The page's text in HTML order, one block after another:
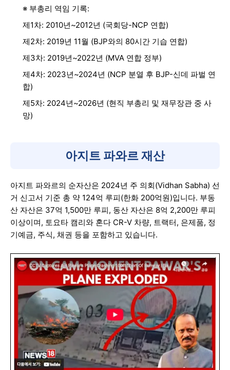
※ 부총리 역임 기록:
제1차: 2010년~2012년 (국회당-NCP 연합)
제2차: 2019년 11월 (BJP와의 80시간 기습 연합)
제3차: 2019년~2022년 (MVA 연합 정부)
제4차: 2023년~2024년 (NCP 분열 후 BJP-신데 파벌 연
합)
제5차: 2024년~2026년 (현직 부총리 및 재무장관 중 사
망)
아지트 파와르 재산
아지트 파와르의 순자산은 2024년 주 의회(Vidhan Sabha) 선
거 신고서 기준 총 약 124억 루피(한화 200억원)입니다. 부동
산 자산은 37억 1,500만 루피, 동산 자산은 8억 2,200만 루피
이상이며, 토요타 캠리와 혼다 CR-V 차량, 트랙터, 은제품, 정
기예금, 주식, 채권 등을 포함하고 있습니다.